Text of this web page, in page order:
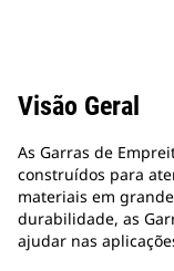
Visão Geral
As Garras de
construídos para
materiais em
durabilidade, as
ajudar nas